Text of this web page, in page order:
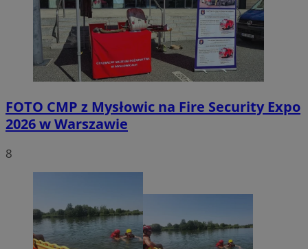
FOTO CMP z Mysłowic na Fire Security Expo
2026 w Warszawie
8